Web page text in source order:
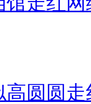
高圆圆走